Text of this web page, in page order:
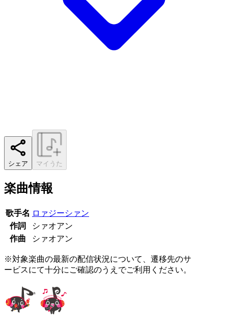
シェア マイうた
楽曲情報
歌手名 ロァジーシァン
作詞
シァオアン
作曲
シァオアン
※対象楽曲の最新の配信状況について、遷移先のサ
ービスにて十分にご確認のうえでご利用ください。